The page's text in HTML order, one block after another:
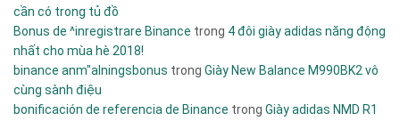
cần có trong tủ đồ
Bonus de ^inregistrare Binance trong 4 đôi giày adidas năng động
nhất cho mùa hè 2018!
binance anm"alningsbonus trong Giày New Balance M990BK2 vô
cùng sành điệu
bonificación de referencia de Binance trong Giày adidas NMD R1